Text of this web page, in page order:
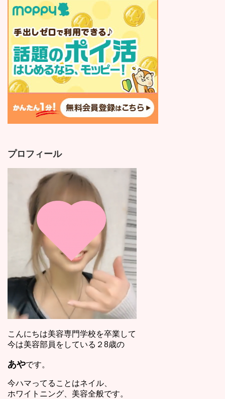
プロフィール
こんにちは美容専門学校を卒業して
今は美容部員をしている２8歳の
あやです。
今ハマってることはネイル、
ホワイトニング、美容全般です。